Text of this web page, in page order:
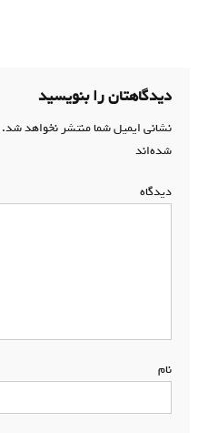
دیدگاهتان را بنویسید
نشانی ایمیل شما منتشر نخواهد شد.
شده‌اند
دیدگاه
نام